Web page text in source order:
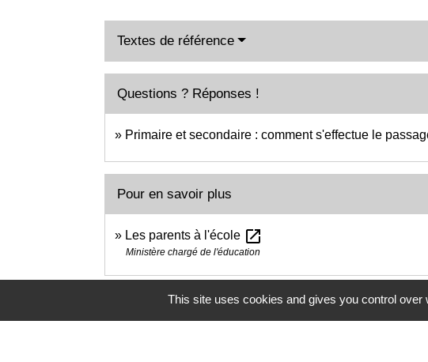
Textes de référence
Questions ? Réponses !
Primaire et secondaire : comment s'effectue le
Pour en savoir plus
Les parents à l'école open_in_new
Ministère chargé de l'éducation
This site uses cookies and gives you control over